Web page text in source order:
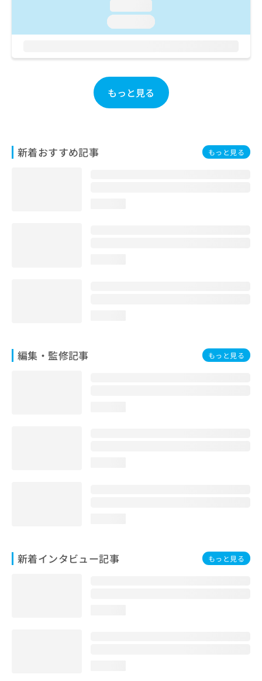
もっと見る
新着おすすめ記事 もっと見る
編集・監修記事 もっと見る
新着インタビュー記事 もっと見る